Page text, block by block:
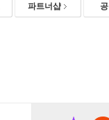
파트너샵